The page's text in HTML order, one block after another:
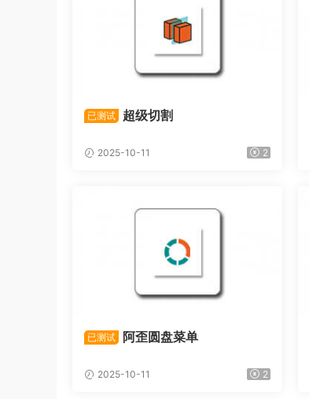
已测试 超级切割
2025-10-11 2
已测试 阿歪圆盘菜单
2025-10-11 2